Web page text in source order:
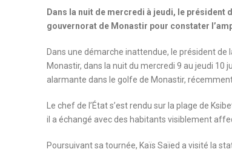
Dans la nuit de mercredi à jeudi, le président
gouvernorat de Monastir pour constater
Dans une démarche inattendue, le président
Monastir, dans la nuit du mercredi 9 au jeudi 10
alarmante dans le golfe de Monastir,
Le chef de l’État s’est rendu sur la plage de
il a échangé avec des habitants visiblement
Poursuivant sa tournée, Kaïs Saïed a visité la